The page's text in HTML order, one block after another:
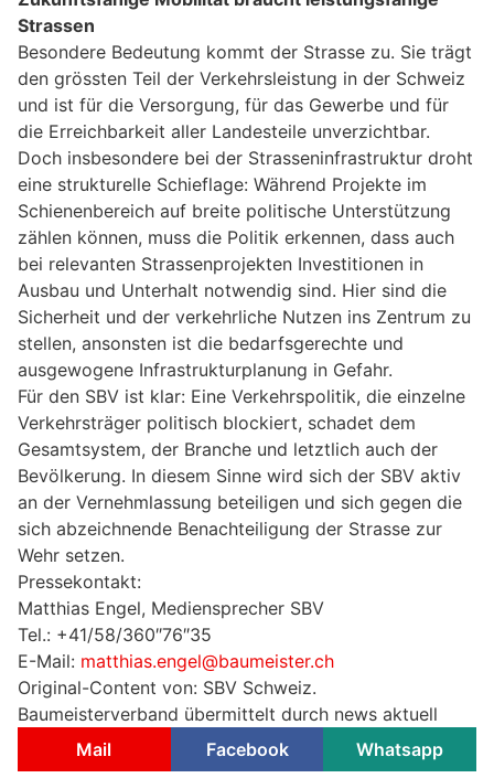
Strassen
Besondere Bedeutung kommt der Strasse zu. Sie trägt
den grössten Teil der Verkehrsleistung in der Schweiz
und ist für die Versorgung, für das Gewerbe und für
die Erreichbarkeit aller Landesteile unverzichtbar.
Doch insbesondere bei der Strasseninfrastruktur droht
eine strukturelle Schieflage: Während Projekte im
Schienenbereich auf breite politische Unterstützung
zählen können, muss die Politik erkennen, dass auch
bei relevanten Strassenprojekten Investitionen in
Ausbau und Unterhalt notwendig sind. Hier sind die
Sicherheit und der verkehrliche Nutzen ins Zentrum zu
stellen, ansonsten ist die bedarfsgerechte und
ausgewogene Infrastrukturplanung in Gefahr.
Für den SBV ist klar: Eine Verkehrspolitik, die einzelne
Verkehrsträger politisch blockiert, schadet dem
Gesamtsystem, der Branche und letztlich auch der
Bevölkerung. In diesem Sinne wird sich der SBV aktiv
an der Vernehmlassung beteiligen und sich gegen die
sich abzeichnende Benachteiligung der Strasse zur
Wehr setzen.
Pressekontakt:
Matthias Engel, Mediensprecher SBV
Tel.: +41/58/360″76″35
E-Mail: matthias.engel@baumeister.ch
Original-Content von: SBV Schweiz.
Baumeisterverband übermittelt durch news aktuell
Mail
Facebook Whatsapp